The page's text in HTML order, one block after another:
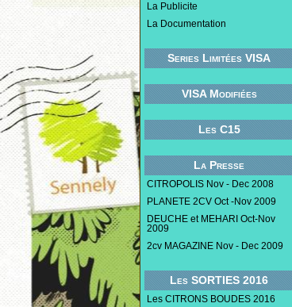
La Publicite
La Documentation
Series Limitées VISA
VISA Modifiées
Les C15
La Presse
CITROPOLIS Nov - Dec 2008
PLANETE 2CV Oct -Nov 2009
DEUCHE et MEHARI Oct-Nov
2009
2cv MAGAZINE Nov - Dec 2009
Les SORTIES 2016
Les CITRONS BOUDES 2016